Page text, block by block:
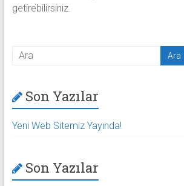
getirebilirsiniz.
Son Yazılar
Yeni Web Sitemiz Yayında!
Son Yazılar